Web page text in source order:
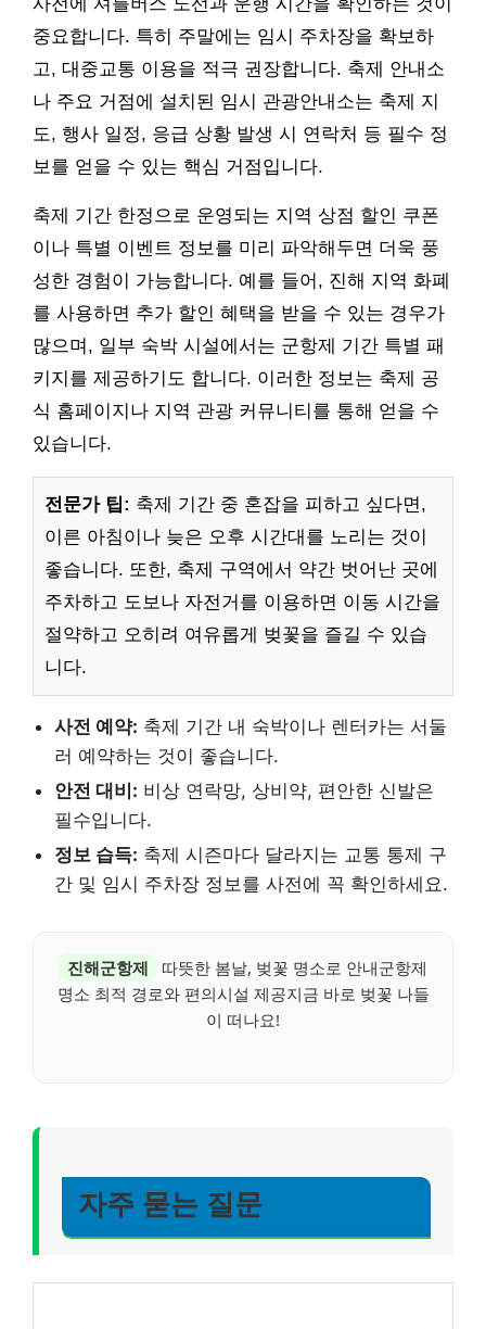
사전에 셔틀버스 노선과 운행 시간을 확인하는 것이
중요합니다. 특히 주말에는 임시 주차장을 확보하
고, 대중교통 이용을 적극 권장합니다. 축제 안내소
나 주요 거점에 설치된 임시 관광안내소는 축제 지
도, 행사 일정, 응급 상황 발생 시 연락처 등 필수 정
보를 얻을 수 있는 핵심 거점입니다.
축제 기간 한정으로 운영되는 지역 상점 할인 쿠폰
이나 특별 이벤트 정보를 미리 파악해두면 더욱 풍
성한 경험이 가능합니다. 예를 들어, 진해 지역 화폐
를 사용하면 추가 할인 혜택을 받을 수 있는 경우가
많으며, 일부 숙박 시설에서는 군항제 기간 특별 패
키지를 제공하기도 합니다. 이러한 정보는 축제 공
식 홈페이지나 지역 관광 커뮤니티를 통해 얻을 수
있습니다.
전문가 팁: 축제 기간 중 혼잡을 피하고 싶다면,
이른 아침이나 늦은 오후 시간대를 노리는 것이
좋습니다. 또한, 축제 구역에서 약간 벗어난 곳에
주차하고 도보나 자전거를 이용하면 이동 시간을
절약하고 오히려 여유롭게 벚꽃을 즐길 수 있습
니다.
사전 예약: 축제 기간 내 숙박이나 렌터카는 서둘
러 예약하는 것이 좋습니다.
안전 대비: 비상 연락망, 상비약, 편안한 신발은
필수입니다.
정보 습득: 축제 시즌마다 달라지는 교통 통제 구
간 및 임시 주차장 정보를 사전에 꼭 확인하세요.
진해군항제
따뜻한 봄날, 벚꽃 명소로 안내군항제
명소 최적 경로와 편의시설 제공지금 바로 벚꽃 나들
이 떠나요!
자주 묻는 질문